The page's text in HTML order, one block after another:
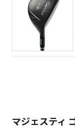
マジェスティ